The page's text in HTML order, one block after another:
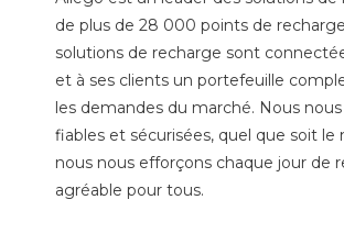
de plus de 28 000 points de
solutions de recharge sont
et à ses clients un portefeuille
les demandes du marché. Nous
fiables et sécurisées, quel que soit
nous nous efforçons chaque jour de
agréable pour tous.